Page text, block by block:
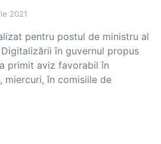
2021
pentru postul de ministru al
în guvernul propus
primit aviz favorabil în
miercuri, în comisiile de